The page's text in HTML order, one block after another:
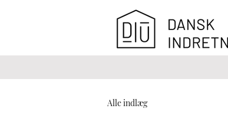
Alle indlæg